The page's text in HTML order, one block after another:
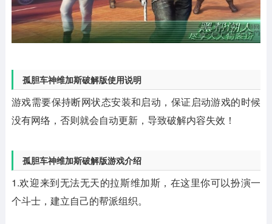
孤胆车神维加斯破解版使用说明
游戏需要保持断网状态安装和启动，保证启动游戏的时候
没有网络，否则就会自动更新，导致破解内容失效！
孤胆车神维加斯破解版游戏介绍
1.欢迎来到无法无天的拉斯维加斯，在这里你可以扮演一
个斗士，建立自己的帮派组织。